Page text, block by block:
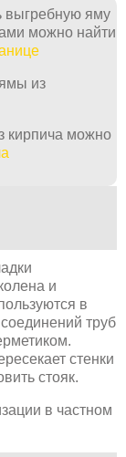
выгребную яму
можно найти
из
кирпича можно
и
в
труб
стенки
стояк.